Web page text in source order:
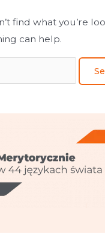
find what you’re
can help.